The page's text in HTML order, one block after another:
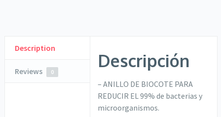
Description
Reviews 0
Descripción
– ANILLO DE BIOCOTE PARA
REDUCIR EL 99% de bacterias y
microorganismos.